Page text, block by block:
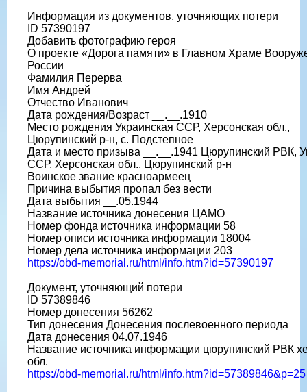
Информация из документов, уточняющих потери
ID 57390197
Добавить фотографию героя
О проекте «Дорога памяти» в Главном Храме
России
Фамилия Перерва
Имя Андрей
Отчество Иванович
Дата рождения/Возраст __.__.1910
Место рождения Украинская ССР, Херсонская обл.,
Цюрупинский р-н, с. Подстепное
Дата и место призыва __.__.1941 Цюрупинский РВК,
ССР, Херсонская обл., Цюрупинский р-н
Воинское звание красноармеец
Причина выбытия пропал без вести
Дата выбытия __.05.1944
Название источника донесения ЦАМО
Номер фонда источника информации 58
Номер описи источника информации 18004
Номер дела источника информации 203
https://obd-memorial.ru/html/info.htm?id=57390197
Документ, уточняющий потери
ID 57389846
Номер донесения 56262
Тип донесения Донесения послевоенного периода
Дата донесения 04.07.1946
Название источника информации цюрупинский РВК
обл.
https://obd-memorial.ru/html/info.htm?id=57389846&p=25